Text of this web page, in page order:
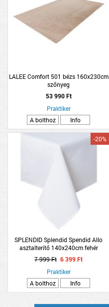
LALEE Comfort 501 bézs 160x230cm
szőnyeg
53 990 Ft
Praktiker
A bolthoz
Info
SPLENDID Splendid Spendid Allo
asztalterítő 140x240cm fehér
-20%
7 999 Ft 6 399 Ft
Praktiker
A bolthoz
Info